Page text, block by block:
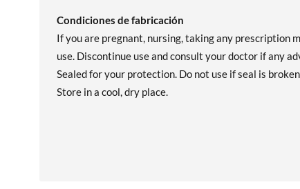
Condiciones de fabricación
If you are pregnant, nursing, taking any prescription
use. Discontinue use and consult your doctor if any
Sealed for your protection. Do not use if seal is
Store in a cool, dry place.